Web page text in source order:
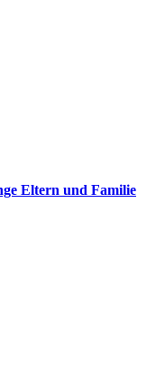
Eltern und Familie